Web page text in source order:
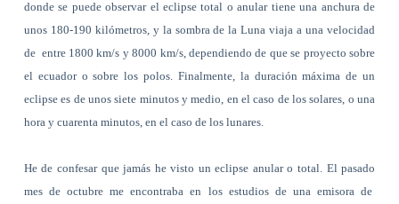
donde se puede observar el eclipse total o anular tiene una anchura de
unos 180-190 kilómetros, y la sombra de la Luna viaja a una velocidad
de entre 1800 km/s y 8000 km/s, dependiendo de que se proyecto sobre
el ecuador o sobre los polos. Finalmente, la duración máxima de un
eclipse es de unos siete minutos y medio, en el caso de los solares, o una
hora y cuarenta minutos, en el caso de los lunares.
He de confesar que jamás he visto un eclipse anular o total. El pasado
mes de octubre me encontraba en los estudios de una emisora de